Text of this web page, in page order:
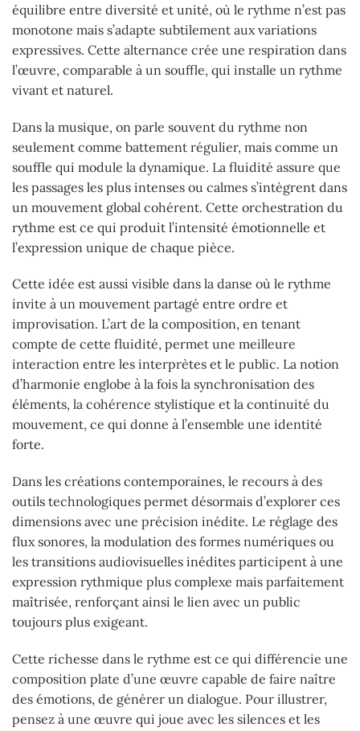
équilibre entre diversité et unité, où le rythme n’est pas
monotone mais s’adapte subtilement aux variations
expressives. Cette alternance crée une respiration dans
l’œuvre, comparable à un souffle, qui installe un rythme
vivant et naturel.
Dans la musique, on parle souvent du rythme non
seulement comme battement régulier, mais comme un
souffle qui module la dynamique. La fluidité assure que
les passages les plus intenses ou calmes s’intègrent dans
un mouvement global cohérent. Cette orchestration du
rythme est ce qui produit l’intensité émotionnelle et
l’expression unique de chaque pièce.
Cette idée est aussi visible dans la danse où le rythme
invite à un mouvement partagé entre ordre et
improvisation. L’art de la composition, en tenant
compte de cette fluidité, permet une meilleure
interaction entre les interprètes et le public. La notion
d’harmonie englobe à la fois la synchronisation des
éléments, la cohérence stylistique et la continuité du
mouvement, ce qui donne à l’ensemble une identité
forte.
Dans les créations contemporaines, le recours à des
outils technologiques permet désormais d’explorer ces
dimensions avec une précision inédite. Le réglage des
flux sonores, la modulation des formes numériques ou
les transitions audiovisuelles inédites participent à une
expression rythmique plus complexe mais parfaitement
maîtrisée, renforçant ainsi le lien avec un public
toujours plus exigeant.
Cette richesse dans le rythme est ce qui différencie une
composition plate d’une œuvre capable de faire naître
des émotions, de générer un dialogue. Pour illustrer,
pensez à une œuvre qui joue avec les silences et les